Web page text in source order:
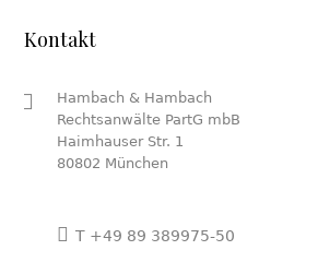
Kontakt
Hambach & Hambach
Rechtsanwälte PartG mbB
Haimhauser Str. 1
80802 München
T +49 89 389975-50